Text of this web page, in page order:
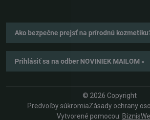
Ako bezpečne prejsť na prírodnú
Prihlásiť sa na odber NOVINIEK MAILOM »
© 2026 Copyright
Predvoľby súkromiaZásady ochrany
Vytvorené pomocou: